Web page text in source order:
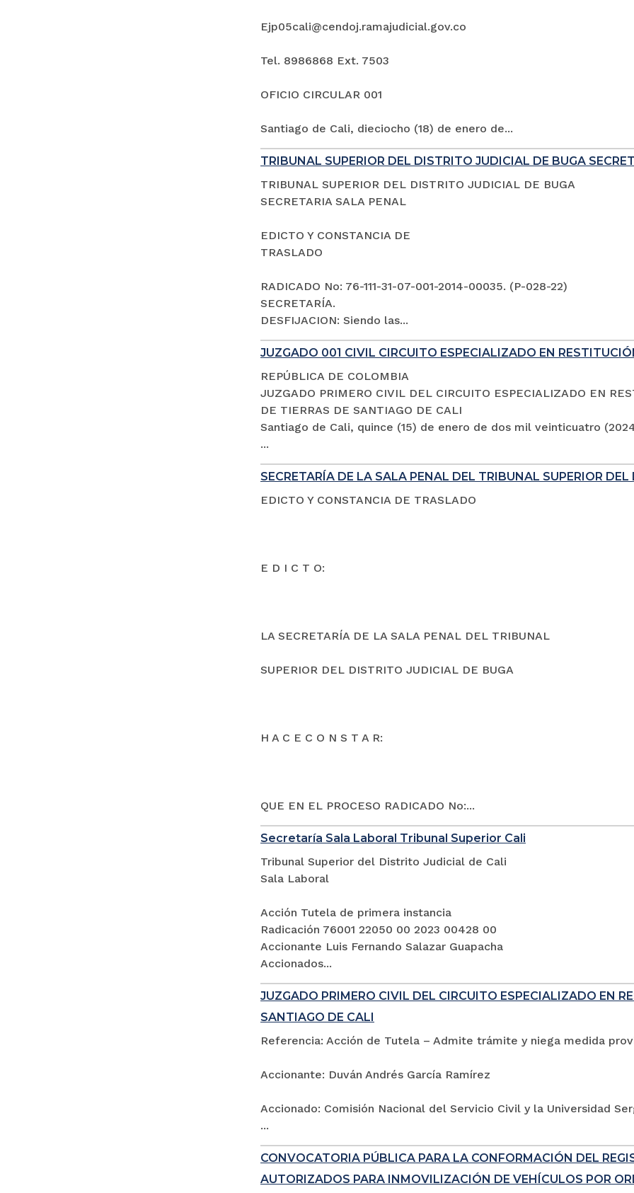
Ejp05cali@cendoj.ramajudicial.gov.co
Tel. 8986868 Ext. 7503
OFICIO CIRCULAR 001
Santiago de Cali, dieciocho (18) de enero de...
TRIBUNAL SUPERIOR DEL DISTRITO JUDICIAL DE BUGA
TRIBUNAL SUPERIOR DEL DISTRITO JUDICIAL DE BUGA
SECRETARIA SALA PENAL
EDICTO Y CONSTANCIA DE
TRASLADO
RADICADO No: 76-111-31-07-001-2014-00035. (P-028-22)
SECRETARÍA.
DESFIJACION: Siendo las...
JUZGADO 001 CIVIL CIRCUITO ESPECIALIZADO EN
REPÚBLICA DE COLOMBIA
JUZGADO PRIMERO CIVIL DEL CIRCUITO ESPECIALIZADO EN
DE TIERRAS DE SANTIAGO DE CALI
Santiago de Cali, quince (15) de enero de dos mil veinticuatro
...
SECRETARÍA DE LA SALA PENAL DEL TRIBUNAL SUPERIOR
EDICTO Y CONSTANCIA DE TRASLADO
E D I C T O:
LA SECRETARÍA DE LA SALA PENAL DEL TRIBUNAL
SUPERIOR DEL DISTRITO JUDICIAL DE BUGA
H A C E C O N S T A R:
QUE EN EL PROCESO RADICADO No:...
Secretaría Sala Laboral Tribunal Superior Cali
Tribunal Superior del Distrito Judicial de Cali
Sala Laboral
Acción Tutela de primera instancia
Radicación 76001 22050 00 2023 00428 00
Accionante Luis Fernando Salazar Guapacha
Accionados...
JUZGADO PRIMERO CIVIL DEL CIRCUITO ESPECIALIZADO EN
SANTIAGO DE CALI
Referencia: Acción de Tutela – Admite trámite y niega medida
Accionante: Duván Andrés García Ramírez
Accionado: Comisión Nacional del Servicio Civil y la Universidad
...
CONVOCATORIA PÚBLICA PARA LA CONFORMACIÓN DEL
AUTORIZADOS PARA INMOVILIZACIÓN DE VEHÍCULOS POR